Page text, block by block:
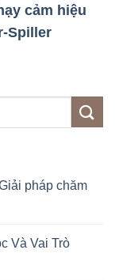
hiệu
da
pháp chăm
Và Vai Trò